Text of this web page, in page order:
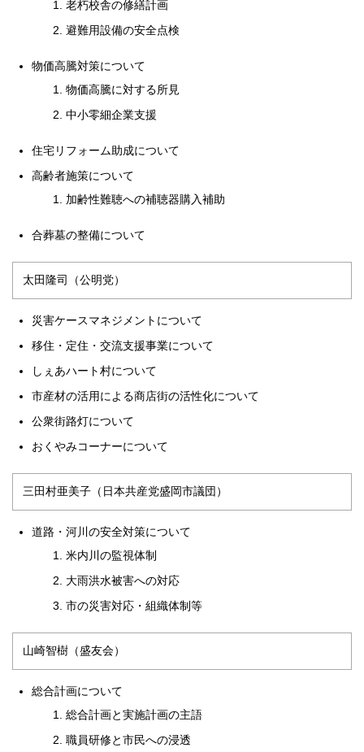
老朽校舎の修繕計画
避難用設備の安全点検
物価高騰対策について
物価高騰に対する所見
中小零細企業支援
住宅リフォーム助成について
高齢者施策について
加齢性難聴への補聴器購入補助
合葬墓の整備について
太田隆司（公明党）
災害ケースマネジメントについて
移住・定住・交流支援事業について
しぇあハート村について
市産材の活用による商店街の活性化について
公衆街路灯について
おくやみコーナーについて
三田村亜美子（日本共産党盛岡市議団）
道路・河川の安全対策について
米内川の監視体制
大雨洪水被害への対応
市の災害対応・組織体制等
山崎智樹（盛友会）
総合計画について
総合計画と実施計画の主語
職員研修と市民への浸透